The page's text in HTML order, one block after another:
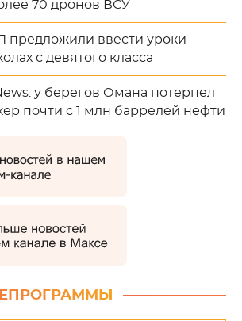
70 дронов ВСУ
предложили ввести уроки
с девятого класса
у берегов Омана потерпел
почти с 1 млн баррелей нефти